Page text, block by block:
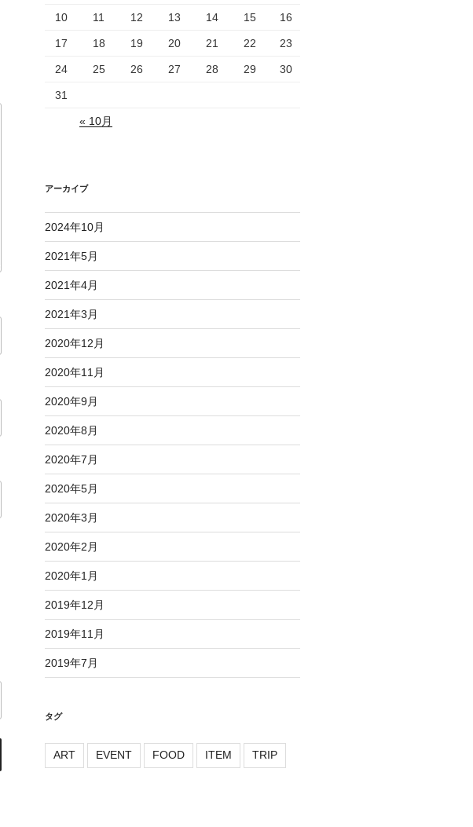
10 11 12 13 14 15 16
17 18 19 20 21 22 23
24 25 26 27 28 29 30
31
« 10月
アーカイブ
2024年10月
2021年5月
2021年4月
2021年3月
2020年12月
2020年11月
2020年9月
2020年8月
2020年7月
2020年5月
2020年3月
2020年2月
2020年1月
2019年12月
2019年11月
2019年7月
タグ
ART EVENT FOOD ITEM TRIP